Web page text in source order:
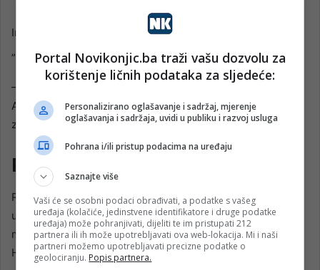
Irfan, koji živi na Floridi u Džeksonvilu, kazao je da su svi
„potpuno za naše“, ali da ima i izuzetaka.
– Ima možda onih koji su oženjeni Amerikankama ili
Amerikancima i navijaju za Ameriku, ali ipak u duši navijaju
za našu reprezentaciju – kazao je kroz smijeh.
Rijetko ko za SAD
Rahima Brežanin, koja je s kćerkom Melisom bila na
utakmici BiH protiv Katara, za „Avaz“ je kazala kako se od
malih beba, pa do starih deda navija za Bosnu i
Hercegovinu.
Portal Novikonjic.ba traži vašu dozvolu za
korištenje ličnih podataka za sljedeće:
Personalizirano oglašavanje i sadržaj, mjerenje
oglašavanja i sadržaja, uvidi u publiku i razvoj usluga
Pohrana i/ili pristup podacima na uređaju
Saznajte više
Vaši će se osobni podaci obrađivati, a podatke s vašeg
uređaja (kolačiće, jedinstvene identifikatore i druge podatke
uređaja) može pohranjivati, dijeliti te im pristupati 212
partnera ili ih može upotrebljavati ova web-lokacija. Mi i naši
partneri možemo upotrebljavati precizne podatke o
geolociranju. Popis partnera.